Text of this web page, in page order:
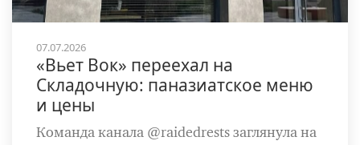
07.07.2026
«Вьет Вок» переехал на
Складочную: паназиатское меню
и цены
Команда канала @raidedrests заглянула на